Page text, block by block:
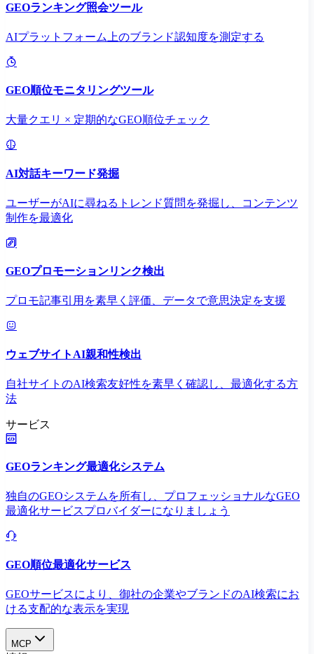
GEOランキング照会ツール
AIプラットフォーム上のブランド認知度を測定する
GEO順位モニタリングツール
大量クエリ × 定期的なGEO順位チェック
AI対話キーワード発掘
ユーザーがAIに尋ねるトレンド質問を発掘し、コンテンツ
制作を最適化
GEOプロモーションリンク検出
プロモ記事引用を素早く評価、データで意思決定を支援
ウェブサイトAI親和性検出
自社サイトのAI検索友好性を素早く確認し、最適化する方
法
サービス
GEOランキング最適化システム
独自のGEOシステムを所有し、プロフェッショナルなGEO
最適化サービスプロバイダーになりましょう
GEO順位最適化サービス
GEOサービスにより、御社の企業やブランドのAI検索にお
ける支配的な表示を実現​
MCP